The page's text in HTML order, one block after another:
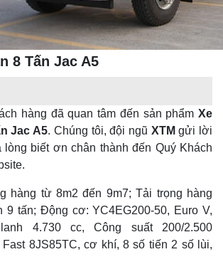
8 Tấn Jac A5
hàng đã quan tâm đến sản phẩm Xe
Jac A5. Chúng tôi, đội ngũ XTM gửi lời
lòng biết ơn chân thành đến Quý Khách
hàng từ 8m2 đến 9m7; Tải trọng hàng
9 tấn; Động cơ: YC4EG200-50, Euro V,
4.730 cc, Công suất 200/2.500
Fast 8JS85TC, cơ khí, 8 số tiến 2 số lùi,